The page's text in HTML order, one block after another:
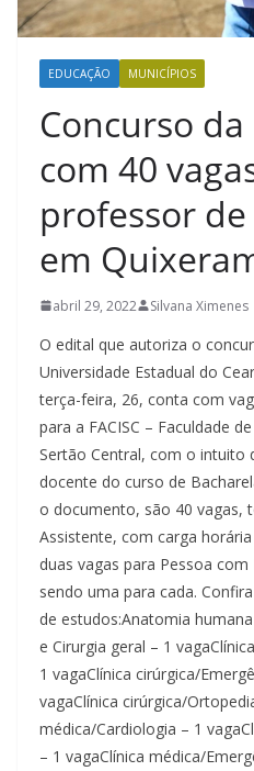
EDUCAÇÃO MUNICÍPIOS
Concurso
com 40
professor
em
abril 29, 2022 Silvana Ximenes
O edital que autoriza o
Universidade Estadual do
terça-feira, 26, conta com
para a FACISC – Faculdade
Sertão Central, com o intuito
docente do curso de
o documento, são 40 vagas,
Assistente, com carga
duas vagas para Pessoa
sendo uma para cada.
de estudos:Anatomia
e Cirurgia geral – 1
1 vagaClínica cirúrgica/
vagaClínica cirúrgica/
médica/Cardiologia – 1
– 1 vagaClínica médica/